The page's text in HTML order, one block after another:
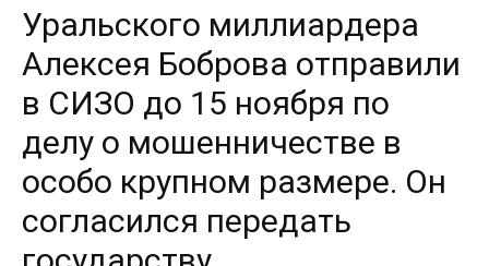
Уральского миллиардера
Алексея Боброва отправили
в СИЗО до 15 ноября по
делу о мошенничестве в
особо крупном размере. Он
согласился передать